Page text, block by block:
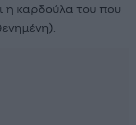
η καρδούλα του που